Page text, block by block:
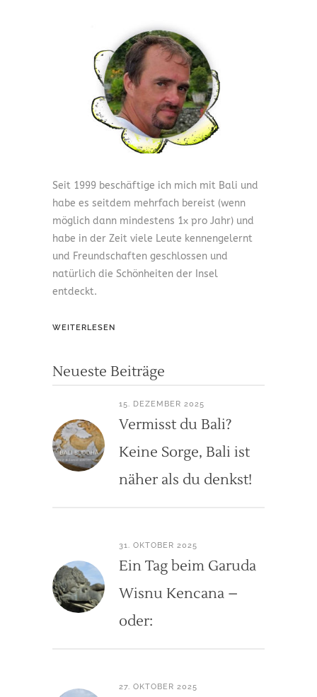
Seit 1999 beschäftige ich mich mit Bali und
habe es seitdem mehrfach bereist (wenn
möglich dann mindestens 1x pro Jahr) und
habe in der Zeit viele Leute kennengelernt
und Freundschaften geschlossen und
natürlich die Schönheiten der Insel
entdeckt.
WEITERLESEN
Neueste Beiträge
15. DEZEMBER 2025
Vermisst du Bali?
Keine Sorge, Bali ist
näher als du denkst!
31. OKTOBER 2025
Ein Tag beim Garuda
Wisnu Kencana –
oder:
27. OKTOBER 2025